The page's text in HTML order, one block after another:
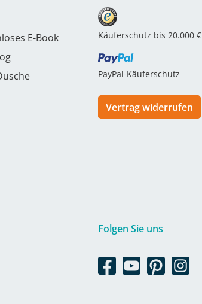
E-Book
Käuferschutz bis 20.000 €
PayPal-Käuferschutz
Vertrag widerrufen
Folgen Sie uns